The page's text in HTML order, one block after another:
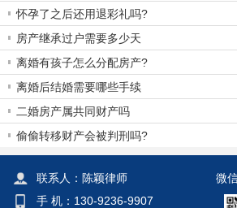
怀孕了之后还用退彩礼吗?
房产继承过户需要多少天
离婚有孩子怎么分配房产?
离婚后结婚需要哪些手续
二婚房产属共同财产吗
偷偷转移财产会被判刑吗?
联系人：陈颖律师
手 机：130-9236-9907
微